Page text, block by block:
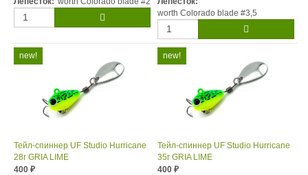
worth Colorado blade #3,5
Тейл-спиннер UF Studio Hurricane
28г GRIA LIME
400 ₽
Тейл-спиннер UF Studio Hurricane
35г GRIA LIME
400 ₽